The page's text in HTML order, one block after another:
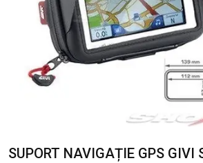
SUPORT NAVIGAȚIE GPS GIVI